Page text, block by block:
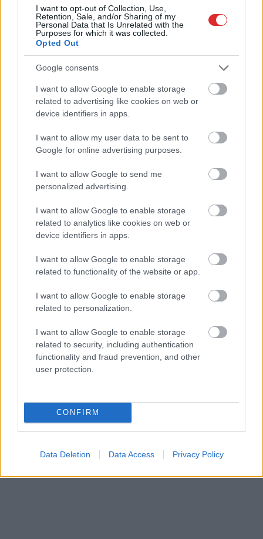
I want to opt-out of Collection, Use,
Retention, Sale, and/or Sharing of my
Personal Data that Is Unrelated with the
Purposes for which it was collected.
Opted Out
Google consents
I want to allow Google to enable storage
related to advertising like cookies on web or
device identifiers in apps.
I want to allow my user data to be sent to
Google for online advertising purposes.
I want to allow Google to send me
personalized advertising.
I want to allow Google to enable storage
related to analytics like cookies on web or
device identifiers in apps.
I want to allow Google to enable storage
related to functionality of the website or app.
I want to allow Google to enable storage
related to personalization.
I want to allow Google to enable storage
related to security, including authentication
functionality and fraud prevention, and other
user protection.
CONFIRM
Data Deletion Data Access Privacy Policy
Bezdiploma, darba un
izbijis slepkava!? Vai tiešām
jebkurš var kandidēt
Saeimas vēlēšanās, skaidro
advokāts
“izurbjas” citiem cauri:
3 datumi, kuros
uzskatīt par
biedējošiem
vārdus, kas apgriezti
kārtībā
Atcelt Ziņot